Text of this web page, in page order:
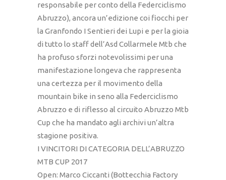
responsabile per conto della Federciclismo
Abruzzo), ancora un’edizione coi fiocchi per
la Granfondo I Sentieri dei Lupi e per la gioia
di tutto lo staff dell’Asd Collarmele Mtb che
ha profuso sforzi notevolissimi per una
manifestazione longeva che rappresenta
una certezza per il movimento della
mountain bike in seno alla Federciclismo
Abruzzo e di riflesso al circuito Abruzzo Mtb
Cup che ha mandato agli archivi un’altra
stagione positiva.
I VINCITORI DI CATEGORIA DELL’ABRUZZO
MTB CUP 2017
Open: Marco Ciccanti (Bottecchia Factory